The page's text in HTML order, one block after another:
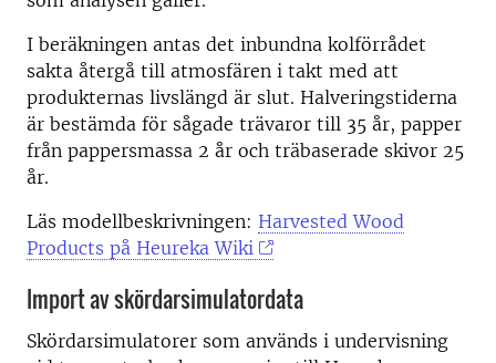
I beräkningen antas det inbundna kolförrådet
sakta återgå till atmosfären i takt med att
produkternas livslängd är slut. Halveringstiderna
är bestämda för sågade trävaror till 35 år, papper
från pappersmassa 2 år och träbaserade skivor 25
år.
Läs modellbeskrivningen: Harvested Wood
Products på Heureka Wiki
Import av skördarsimulatordata
Skördarsimulatorer som används i undervisning